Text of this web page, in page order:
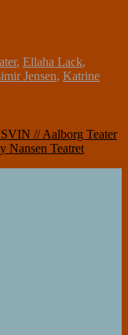
, Ellaha Lack,
Jensen, Katrine
// Aalborg Teater
Nansen Teatret